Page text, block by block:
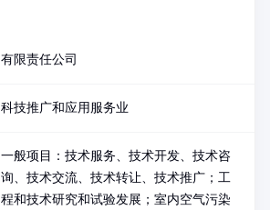
有限责任公司
科技推广和应用服务业
一般项目：技术服务、技术开发、技术咨
询、技术交流、技术转让、技术推广；工
程和技术研究和试验发展；室内空气污染